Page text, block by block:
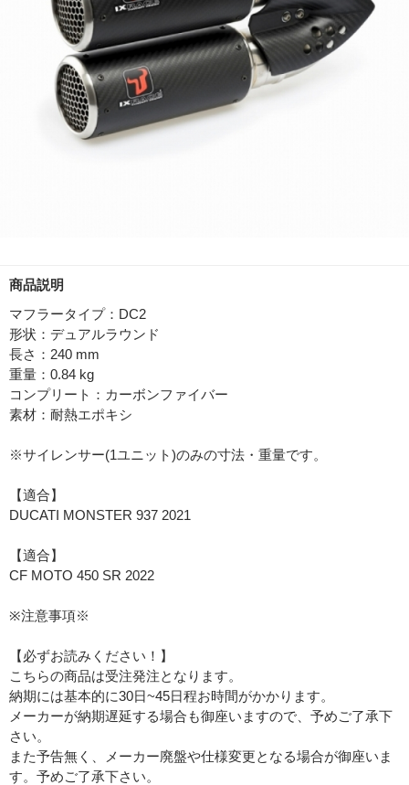
商品説明
マフラータイプ：DC2
形状：デュアルラウンド
長さ：240 mm
重量：0.84 kg
コンプリート：カーボンファイバー
素材：耐熱エポキシ
※サイレンサー(1ユニット)のみの寸法・重量です。
【適合】
DUCATI MONSTER 937 2021
【適合】
CF MOTO 450 SR 2022
※注意事項※
【必ずお読みください！】
こちらの商品は受注発注となります。
納期には基本的に30日~45日程お時間がかかります。
メーカーが納期遅延する場合も御座いますので、予めご了承下
さい。
また予告無く、メーカー廃盤や仕様変更となる場合が御座いま
す。予めご了承下さい。